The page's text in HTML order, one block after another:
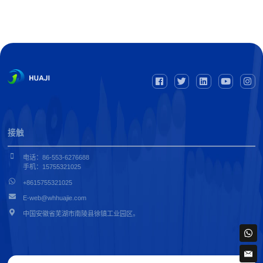
接触
电话：86-553-6276688
手机：15755321025
+8615755321025
E-web@whhuajie.com
中国安徽省芜湖市南陵县徐镇工业园区。